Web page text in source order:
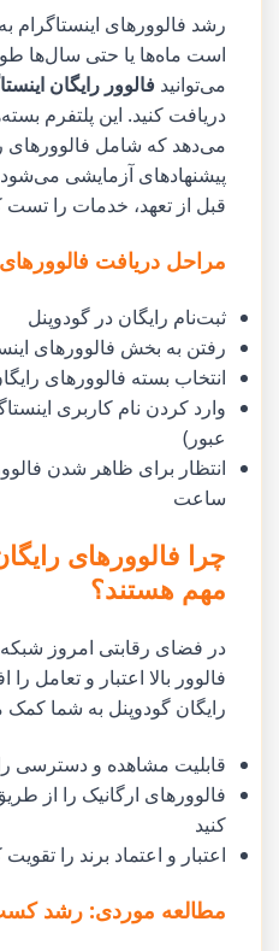
رشد فالوورهای
است ماه‌ها یا حتی سال‌ها
می‌توانیدفالوور رایگان
دریافت کنید. این پلتفرم
می‌دهد که شامل فالوورهای
پیشنهادهای آزمایشی
قبل از تعهد، خدمات را تست
مراحل دریافت
ثبت‌نام رایگان در گودوپنل
رفتن به بخش فالوورهای
انتخاب بسته فالوورهای
وارد کردن نام کاربری
عبور)
انتظار برای ظاهر شدن
ساعت
مهم هستند؟
در فضای رقابتی امروز
فالوور بالا اعتبار و تعامل
رایگان گودوپنل به شما کمک
قابلیت مشاهده و دسترسی
فالوورهای ارگانیک را از
کنید
اعتبار و اعتماد برند را تقویت
مطالعه موردی: رشد